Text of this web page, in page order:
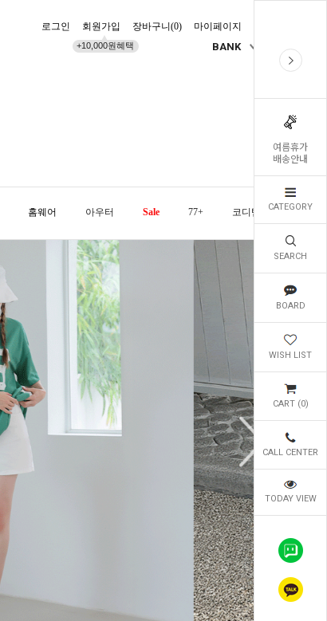
여름휴가
배송안내
CATEGORY
SEARCH
BOARD
WISH LIST
CART (0)
CALL CENTER
TODAY VIEW
로그인 회원가입
+10,000원혜택
장바구니(0) 마이페이지
BANK
홈웨어 아우터 Sale 77+ 코디템 오늘발송